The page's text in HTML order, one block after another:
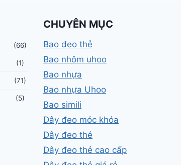
(66)
(1)
(71)
(5)
CHUYÊN MỤC
Bao đeo thẻ
Bao nhôm uhoo
Bao nhựa
Bao nhựa Uhoo
Bao simili
Dây đeo móc khóa
Dây đeo thẻ
Dây đeo thẻ cao cấp